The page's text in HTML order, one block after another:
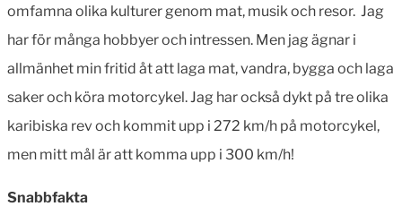
omfamna olika kulturer genom mat, musik och resor. Jag
har för många hobbyer och intressen. Men jag ägnar i
allmänhet min fritid åt att laga mat, vandra, bygga och laga
saker och köra motorcykel. Jag har också dykt på tre olika
karibiska rev och kommit upp i 272 km/h på motorcykel,
men mitt mål är att komma upp i 300 km/h!
Snabbfakta